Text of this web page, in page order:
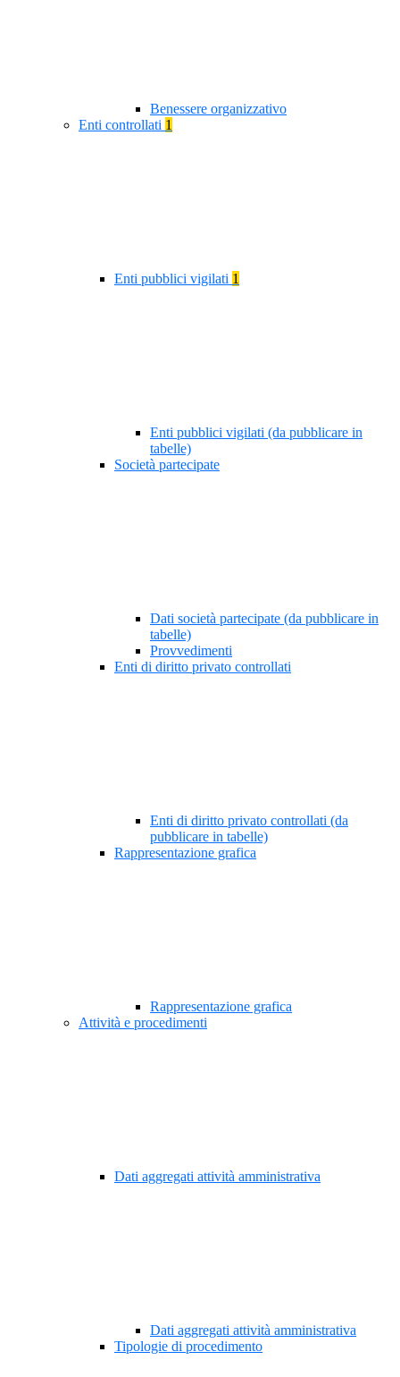
Benessere organizzativo
Enti controllati 1
Enti pubblici vigilati 1
Enti pubblici vigilati (da pubblicare in
tabelle)
Società partecipate
Dati società partecipate (da pubblicare in
tabelle)
Provvedimenti
Enti di diritto privato controllati
Enti di diritto privato controllati (da
pubblicare in tabelle)
Rappresentazione grafica
Rappresentazione grafica
Attività e procedimenti
Dati aggregati attività amministrativa
Dati aggregati attività amministrativa
Tipologie di procedimento